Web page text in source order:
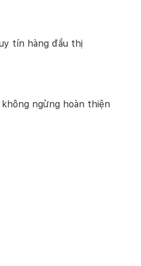
tín hàng đầu thị
ngừng hoàn thiện